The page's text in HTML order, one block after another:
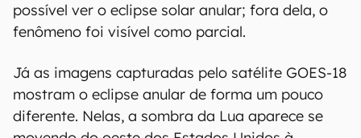
possível ver o eclipse solar anular; fora dela, o
fenômeno foi visível como parcial.
Já as imagens capturadas pelo satélite GOES-18
mostram o eclipse anular de forma um pouco
diferente. Nelas, a sombra da Lua aparece se